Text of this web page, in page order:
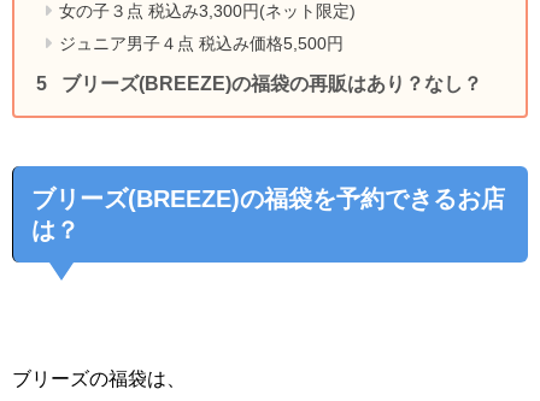
女の子３点 税込み3,300円(ネット限定)
ジュニア男子４点 税込み価格5,500円
ブリーズ(BREEZE)の福袋の再販はあり？なし？
ブリーズ(BREEZE)の福袋を予約できるお店
は？
ブリーズの福袋は、